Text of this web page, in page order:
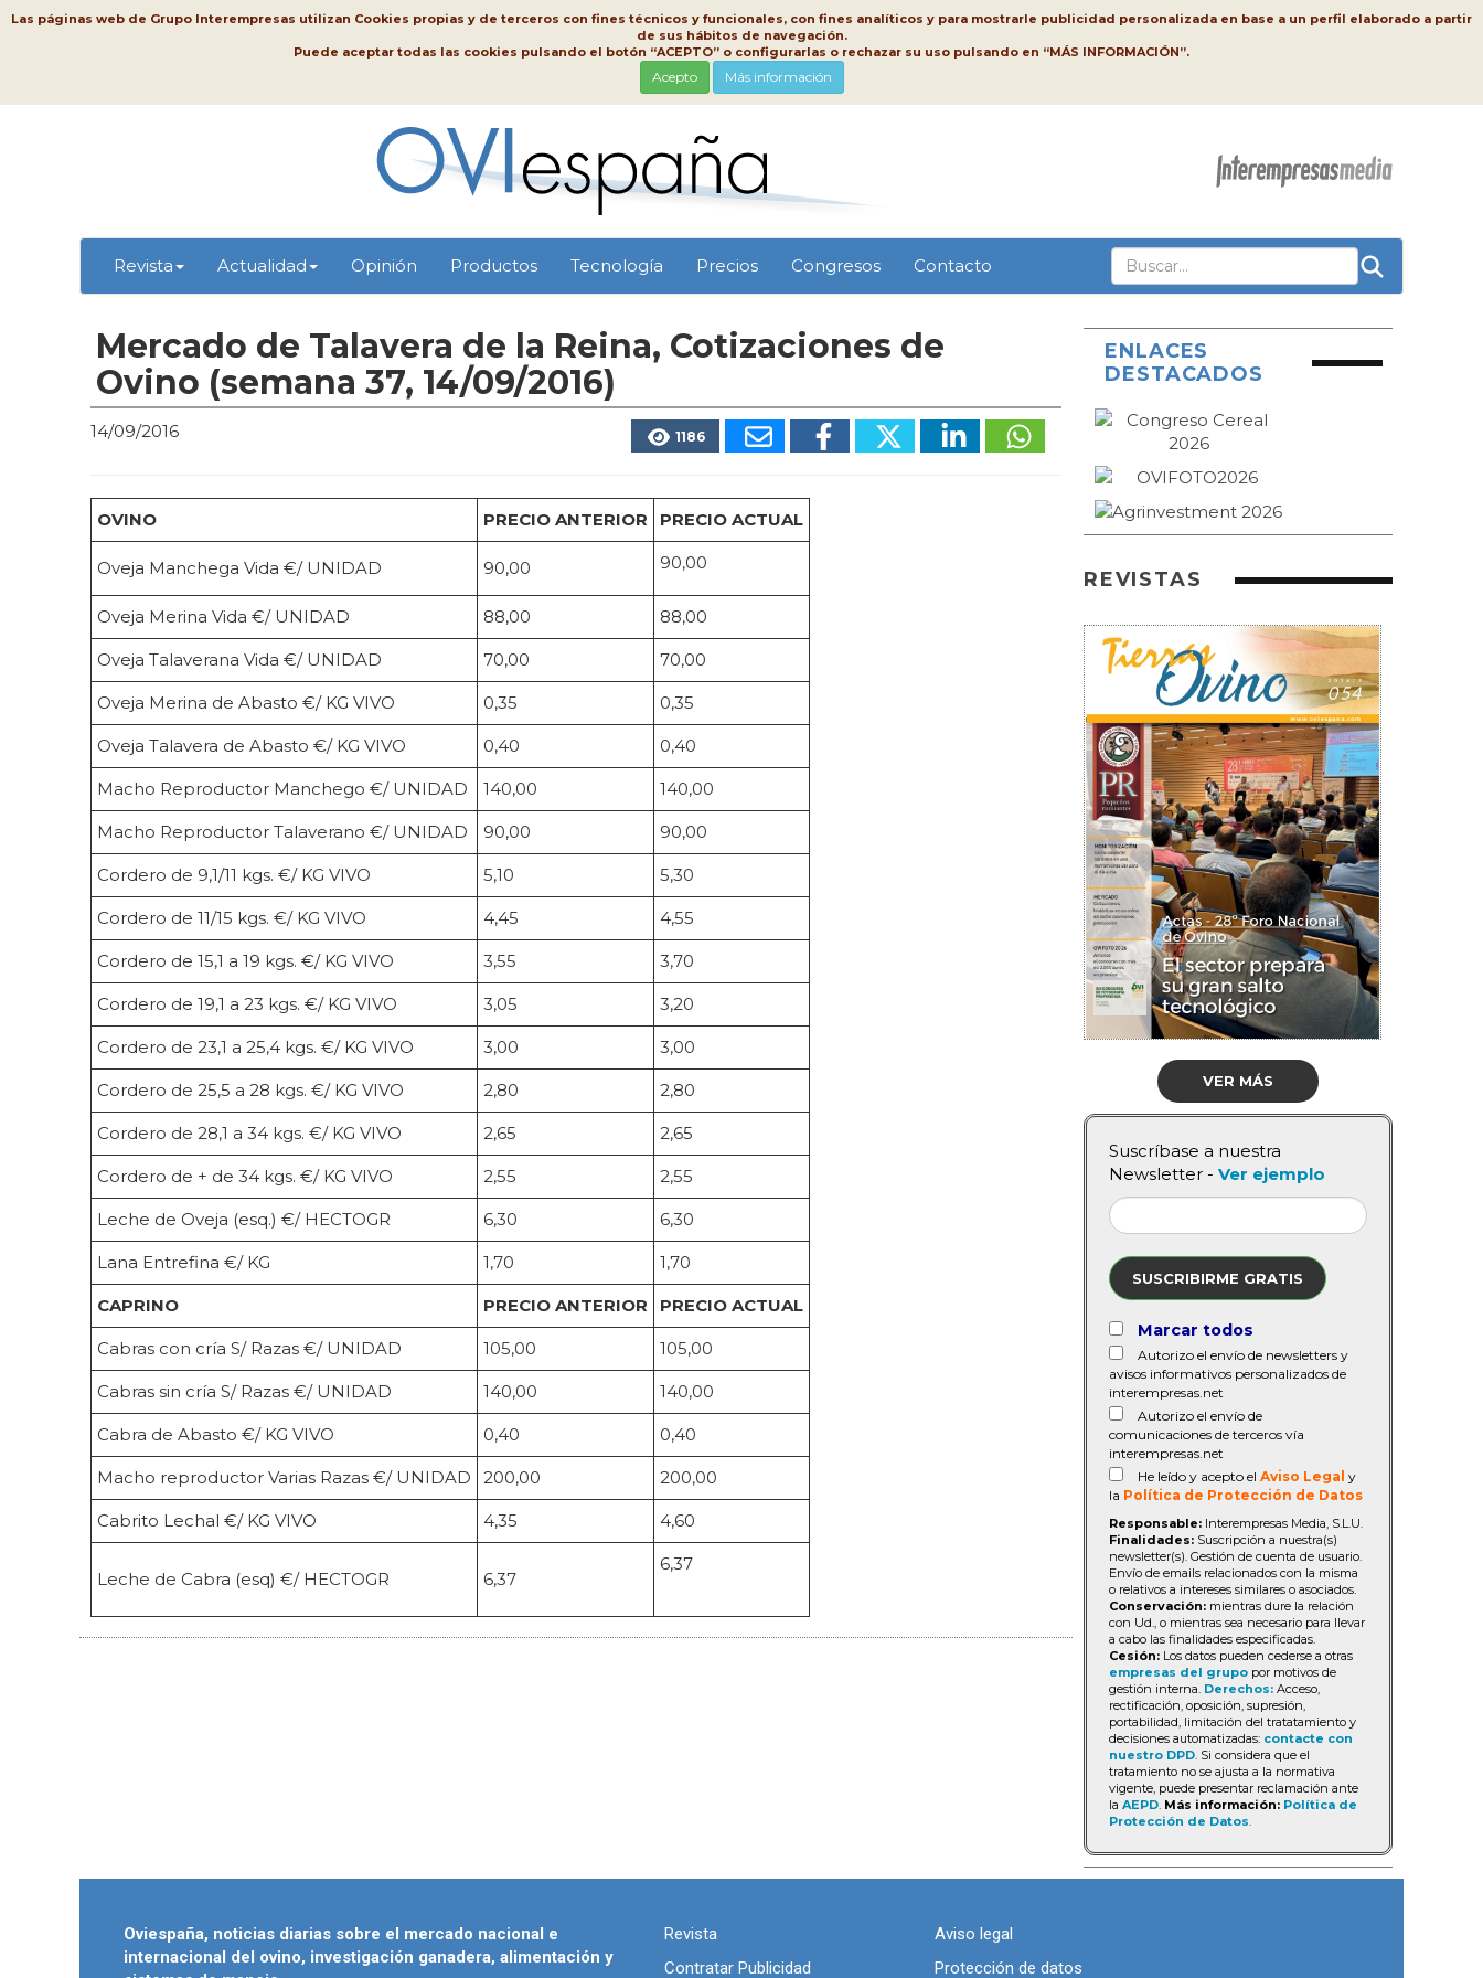
Las páginas web de Grupo Interempresas utilizan Cookies propias y de terceros con fines técnicos y funcionales, con fines analíticos y para mostrarle publicidad personalizada en base a un perfil elaborado a partir
de sus hábitos de navegación.
Puede aceptar todas las cookies pulsando el botón “ACEPTO” o configurarlas o rechazar su uso pulsando en “MÁS INFORMACIÓN”.
Acepto Más información
Revista Actualidad Opinión Productos Tecnología Precios Congresos Contacto
Mercado de Talavera de la Reina, Cotizaciones de
Ovino (semana 37, 14/09/2016)
14/09/2016 1186
OVINO PRECIO ANTERIOR PRECIO ACTUAL
Oveja Manchega Vida €/ UNIDAD 90,00 90,00
Oveja Merina Vida €/ UNIDAD 88,00 88,00
Oveja Talaverana Vida €/ UNIDAD 70,00 70,00
Oveja Merina de Abasto €/ KG VIVO 0,35 0,35
Oveja Talavera de Abasto €/ KG VIVO 0,40 0,40
Macho Reproductor Manchego €/ UNIDAD 140,00 140,00
Macho Reproductor Talaverano €/ UNIDAD 90,00 90,00
Cordero de 9,1/11 kgs. €/ KG VIVO 5,10 5,30
Cordero de 11/15 kgs. €/ KG VIVO 4,45 4,55
Cordero de 15,1 a 19 kgs. €/ KG VIVO 3,55 3,70
Cordero de 19,1 a 23 kgs. €/ KG VIVO 3,05 3,20
Cordero de 23,1 a 25,4 kgs. €/ KG VIVO 3,00 3,00
Cordero de 25,5 a 28 kgs. €/ KG VIVO 2,80 2,80
Cordero de 28,1 a 34 kgs. €/ KG VIVO 2,65 2,65
Cordero de + de 34 kgs. €/ KG VIVO 2,55 2,55
Leche de Oveja (esq.) €/ HECTOGR 6,30 6,30
Lana Entrefina €/ KG 1,70 1,70
CAPRINO PRECIO ANTERIOR PRECIO ACTUAL
Cabras con cría S/ Razas €/ UNIDAD 105,00 105,00
Cabras sin cría S/ Razas €/ UNIDAD 140,00 140,00
Cabra de Abasto €/ KG VIVO 0,40 0,40
Macho reproductor Varias Razas €/ UNIDAD 200,00 200,00
Cabrito Lechal €/ KG VIVO 4,35 4,60
Leche de Cabra (esq) €/ HECTOGR 6,37
6,37
ENLACES
DESTACADOS
REVISTAS
VER MÁS
Suscríbase a nuestra
Newsletter - Ver ejemplo
SUSCRIBIRME GRATIS
Marcar todos
Autorizo el envío de newsletters y
avisos informativos personalizados de
interempresas.net
Autorizo el envío de
comunicaciones de terceros vía
interempresas.net
He leído y acepto el Aviso Legal y
la Política de Protección de Datos
Responsable: Interempresas Media, S.L.U.
Finalidades: Suscripción a nuestra(s)
newsletter(s). Gestión de cuenta de usuario.
Envío de emails relacionados con la misma
o relativos a intereses similares o asociados.
Conservación: mientras dure la relación
con Ud., o mientras sea necesario para llevar
a cabo las finalidades especificadas.
Cesión: Los datos pueden cederse a otras
empresas del grupo por motivos de
gestión interna. Derechos: Acceso,
rectificación, oposición, supresión,
portabilidad, limitación del tratatamiento y
decisiones automatizadas: contacte con
nuestro DPD. Si considera que el
tratamiento no se ajusta a la normativa
vigente, puede presentar reclamación ante
la AEPD. Más información: Política de
Protección de Datos.
Oviespaña, noticias diarias sobre el mercado nacional e
internacional del ovino, investigación ganadera, alimentación y
Revista
Contratar Publicidad
Aviso legal
Protección de datos